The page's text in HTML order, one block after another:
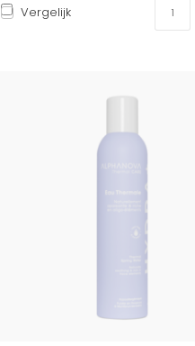
Vergelijk